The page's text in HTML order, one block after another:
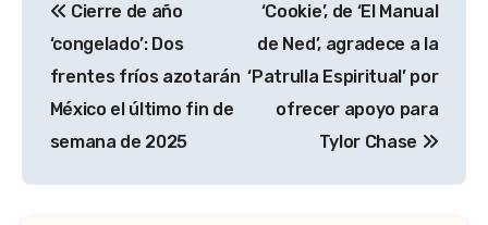
de
entradas
Cierre de año
‘congelado’: Dos
frentes fríos azotarán
México el último fin de
semana de 2025
‘Cookie’, de ‘El Manual
de Ned’, agradece a la
‘Patrulla Espiritual’ por
ofrecer apoyo para
Tylor Chase